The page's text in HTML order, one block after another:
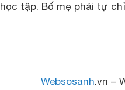
tập. Bố mẹ phải tự
Websosanh.vn –